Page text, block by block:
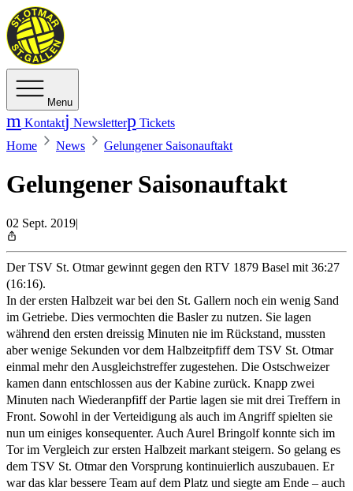
Menu
Kontakt Newsletter
Tickets
Home
News Gelungener Saisonauftakt
Gelungener Saisonauftakt
02 Sept. 2019|
Der TSV St. Otmar gewinnt gegen den RTV 1879 Basel mit 36:27
(16:16).
In der ersten Halbzeit war bei den St. Gallern noch ein wenig Sand
im Getriebe. Dies vermochten die Basler zu nutzen. Sie lagen
während den ersten dreissig Minuten nie im Rückstand, mussten
aber wenige Sekunden vor dem Halbzeitpfiff dem TSV St. Otmar
einmal mehr den Ausgleichstreffer zugestehen. Die Ostschweizer
kamen dann entschlossen aus der Kabine zurück. Knapp zwei
Minuten nach Wiederanpfiff der Partie lagen sie mit drei Treffern in
Front. Sowohl in der Verteidigung als auch im Angriff spielten sie
nun um einiges konsequenter. Auch Aurel Bringolf konnte sich im
Tor im Vergleich zur ersten Halbzeit markant steigern. So gelang es
dem TSV St. Otmar den Vorsprung kontinuierlich auszubauen. Er
war das klar bessere Team auf dem Platz und siegte am Ende – auch